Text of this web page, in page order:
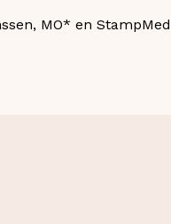
MO* en